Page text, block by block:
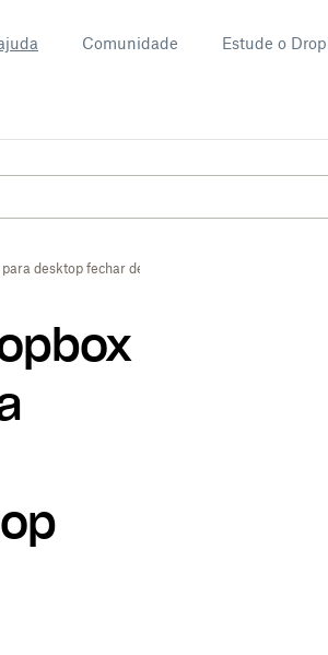
Comunidade Estude o
desktop fechar de forma inesperada ou fizer